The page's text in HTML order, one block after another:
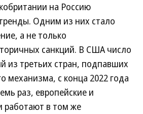
на Россию
Одним из них стало
а не только
санкций. В США число
из третьих стран, подпавших
механизма, с конца 2022 года
раз, европейские и
работают в том же